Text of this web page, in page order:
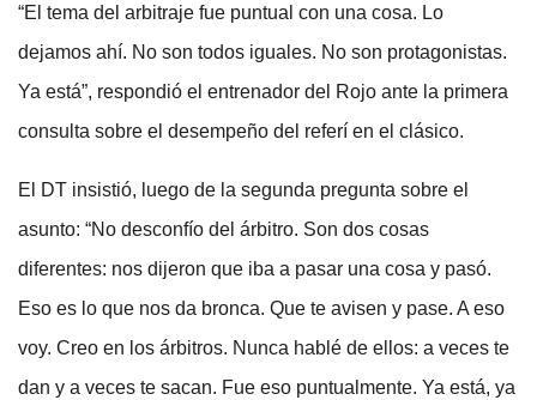
“El tema del arbitraje fue puntual con una cosa. Lo
dejamos ahí. No son todos iguales. No son protagonistas.
Ya está”, respondió el entrenador del Rojo ante la primera
consulta sobre el desempeño del referí en el clásico.
El DT insistió, luego de la segunda pregunta sobre el
asunto: “No desconfío del árbitro. Son dos cosas
diferentes: nos dijeron que iba a pasar una cosa y pasó.
Eso es lo que nos da bronca. Que te avisen y pase. A eso
voy. Creo en los árbitros. Nunca hablé de ellos: a veces te
dan y a veces te sacan. Fue eso puntualmente. Ya está, ya